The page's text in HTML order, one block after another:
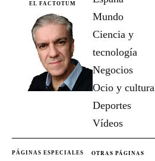
EL FACTOTUM
Mundo
Ciencia y
tecnología
Negocios
Ocio y cultura
Deportes
Vídeos
PÁGINAS ESPECIALES OTRAS PÁGINAS